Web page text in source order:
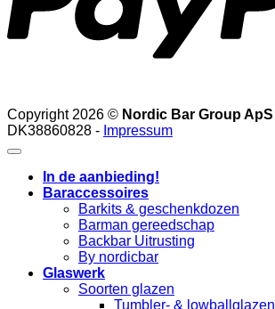
Copyright 2026 © Nordic Bar Group ApS
DK38860828 - Impressum
In de aanbieding!
Baraccessoires
Barkits & geschenkdozen
Barman gereedschap
Backbar Uitrusting
By nordicbar
Glaswerk
Soorten glazen
Tumbler- & lowballglazen